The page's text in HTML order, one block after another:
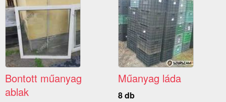
Bontott műanyag
ablak
Műanyag láda
8 db